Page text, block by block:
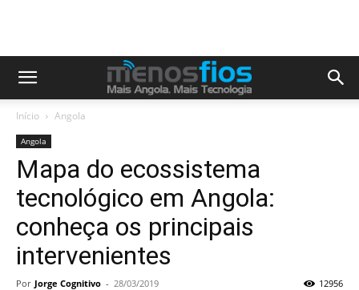
Início Angola
Angola
Mapa do ecossistema
tecnológico em Angola:
conheça os principais
intervenientes
Por Jorge Cognitivo - 28/03/2019 12956